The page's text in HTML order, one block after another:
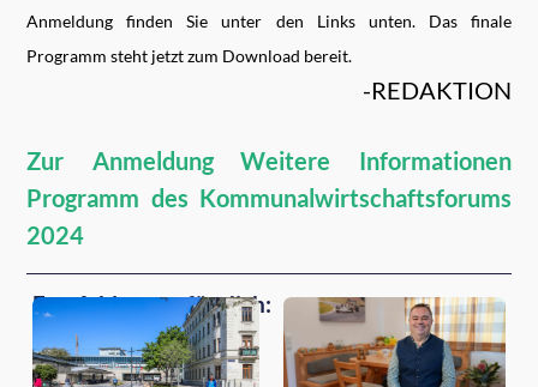
Anmeldung finden Sie unter den Links unten. Das finale
Programm steht jetzt zum Download bereit.
-REDAKTION
Zur Anmeldung
Weitere Informationen
Programm des Kommunalwirtschaftsforums
2024
Empfehlungen für dich: